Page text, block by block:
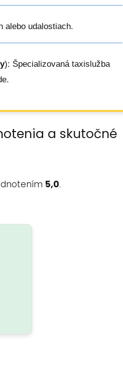
alebo udalostiach.
): Špecializovaná taxislužba
a skutočné
5,0.